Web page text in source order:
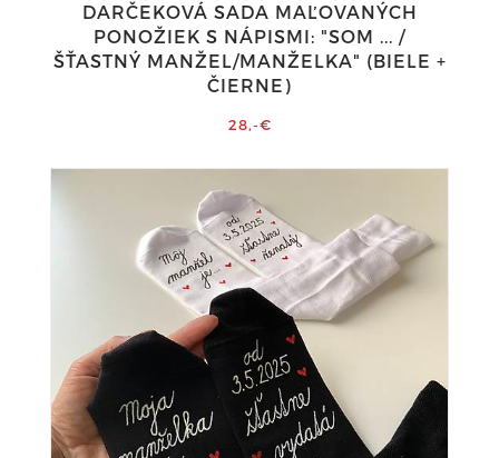
DARČEKOVÁ SADA MAĽOVANÝCH
PONOŽIEK S NÁPISMI: "SOM ... /
ŠŤASTNÝ MANŽEL/MANŽELKA" (BIELE +
ČIERNE)
28,-€